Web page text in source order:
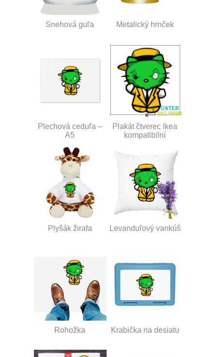
Snehová guľa Metalický hrnček
Plechová ceduľa –
A5
Plakát čtverec Ikea
kompatibilní
Plyšák žirafa Levanduľový vankúš
Rohožka Krabička na desiatu